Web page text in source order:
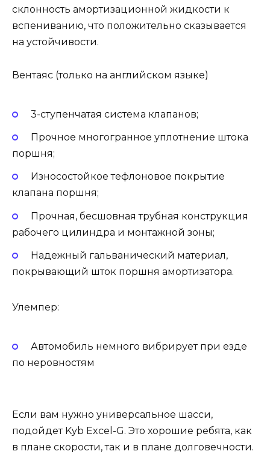
склонность амортизационной жидкости к
вспениванию, что положительно сказывается
на устойчивости.
Вентаяс (только на английском языке)
3-ступенчатая система клапанов;
Прочное многогранное уплотнение штока
поршня;
Износостойкое тефлоновое покрытие
клапана поршня;
Прочная, бесшовная трубная конструкция
рабочего цилиндра и монтажной зоны;
Надежный гальванический материал,
покрывающий шток поршня амортизатора.
Улемпер:
Автомобиль немного вибрирует при езде
по неровностям
Если вам нужно универсальное шасси,
подойдет Kyb Excel-G. Это хорошие ребята, как
в плане скорости, так и в плане долговечности.